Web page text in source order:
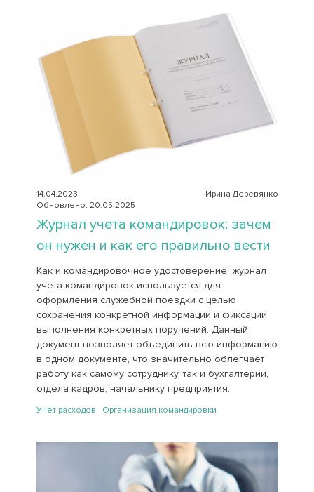
14.04.2023
Обновлено: 20.05.2025
Ирина Деревянко
Журнал учета командировок: зачем
он нужен и как его правильно вести
Как и командировочное удостоверение, журнал
учета командировок используется для
оформления служебной поездки с целью
сохранения конкретной информации и фиксации
выполнения конкретных поручений. Данный
документ позволяет объединить всю информацию
в одном документе, что значительно облегчает
работу как самому сотруднику, так и бухгалтерии,
отдела кадров, начальнику предприятия.
Учет расходов Организация командировки